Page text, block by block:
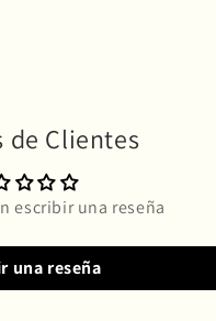
de Clientes
escribir una reseña
una reseña